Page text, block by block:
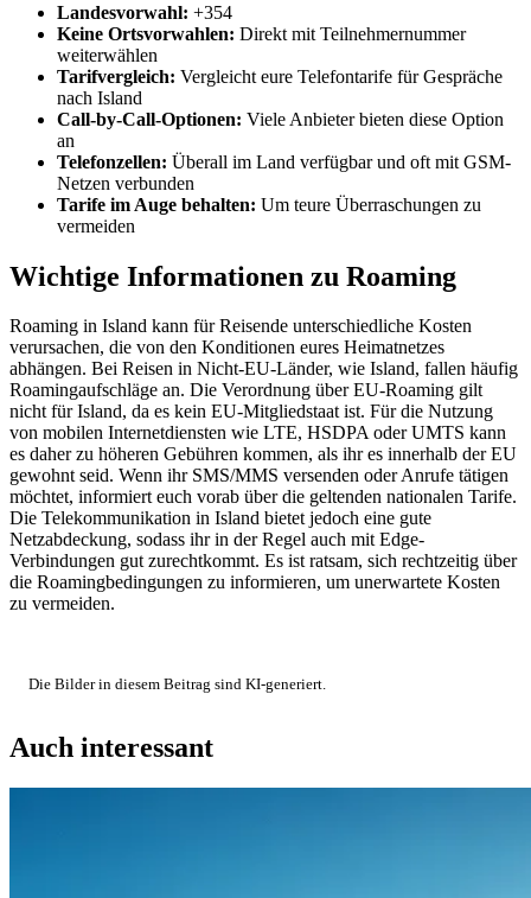
Landesvorwahl: +354
Keine Ortsvorwahlen: Direkt mit Teilnehmernummer
weiterwählen
Tarifvergleich: Vergleicht eure Telefontarife für Gespräche
nach Island
Call-by-Call-Optionen: Viele Anbieter bieten diese Option
an
Telefonzellen: Überall im Land verfügbar und oft mit GSM-
Netzen verbunden
Tarife im Auge behalten: Um teure Überraschungen zu
vermeiden
Wichtige Informationen zu Roaming
Roaming in Island kann für Reisende unterschiedliche Kosten
verursachen, die von den Konditionen eures Heimatnetzes
abhängen. Bei Reisen in Nicht-EU-Länder, wie Island, fallen häufig
Roamingaufschläge an. Die Verordnung über EU-Roaming gilt
nicht für Island, da es kein EU-Mitgliedstaat ist. Für die Nutzung
von mobilen Internetdiensten wie LTE, HSDPA oder UMTS kann
es daher zu höheren Gebühren kommen, als ihr es innerhalb der EU
gewohnt seid. Wenn ihr SMS/MMS versenden oder Anrufe tätigen
möchtet, informiert euch vorab über die geltenden nationalen Tarife.
Die Telekommunikation in Island bietet jedoch eine gute
Netzabdeckung, sodass ihr in der Regel auch mit Edge-
Verbindungen gut zurechtkommt. Es ist ratsam, sich rechtzeitig über
die Roamingbedingungen zu informieren, um unerwartete Kosten
zu vermeiden.
Die Bilder in diesem Beitrag sind KI-generiert.
Auch interessant